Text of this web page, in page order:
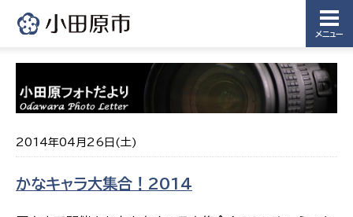
メニュー
2014年04月26日(土)
かなキャラ大集合！2014